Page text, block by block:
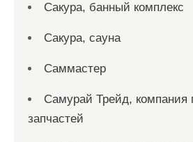
Сакура, банный комплекс
Сакура, сауна
Саммастер
Самурай Трейд, компания
запчастей